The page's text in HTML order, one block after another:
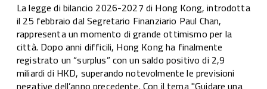
La legge di bilancio 2026-2027 di Hong Kong, introdotta
il 25 febbraio dal Segretario Finanziario Paul Chan,
rappresenta un momento di grande ottimismo per la
città. Dopo anni difficili, Hong Kong ha finalmente
registrato un “surplus” con un saldo positivo di 2,9
miliardi di HKD, superando notevolmente le previsioni
negative dell’anno precedente. Con il tema "Guidare una